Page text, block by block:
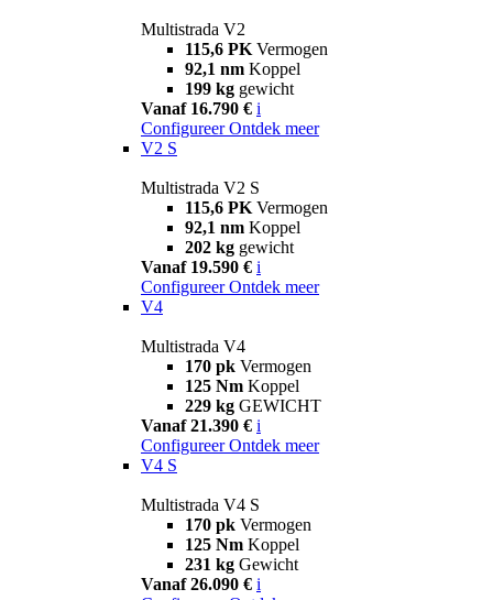
Multistrada V2
115,6 PK Vermogen
92,1 nm Koppel
199 kg gewicht
Vanaf 16.790 € i
Configureer Ontdek meer
V2 S
Multistrada V2 S
115,6 PK Vermogen
92,1 nm Koppel
202 kg gewicht
Vanaf 19.590 € i
Configureer Ontdek meer
V4
Multistrada V4
170 pk Vermogen
125 Nm Koppel
229 kg GEWICHT
Vanaf 21.390 € i
Configureer Ontdek meer
V4 S
Multistrada V4 S
170 pk Vermogen
125 Nm Koppel
231 kg Gewicht
Vanaf 26.090 € i